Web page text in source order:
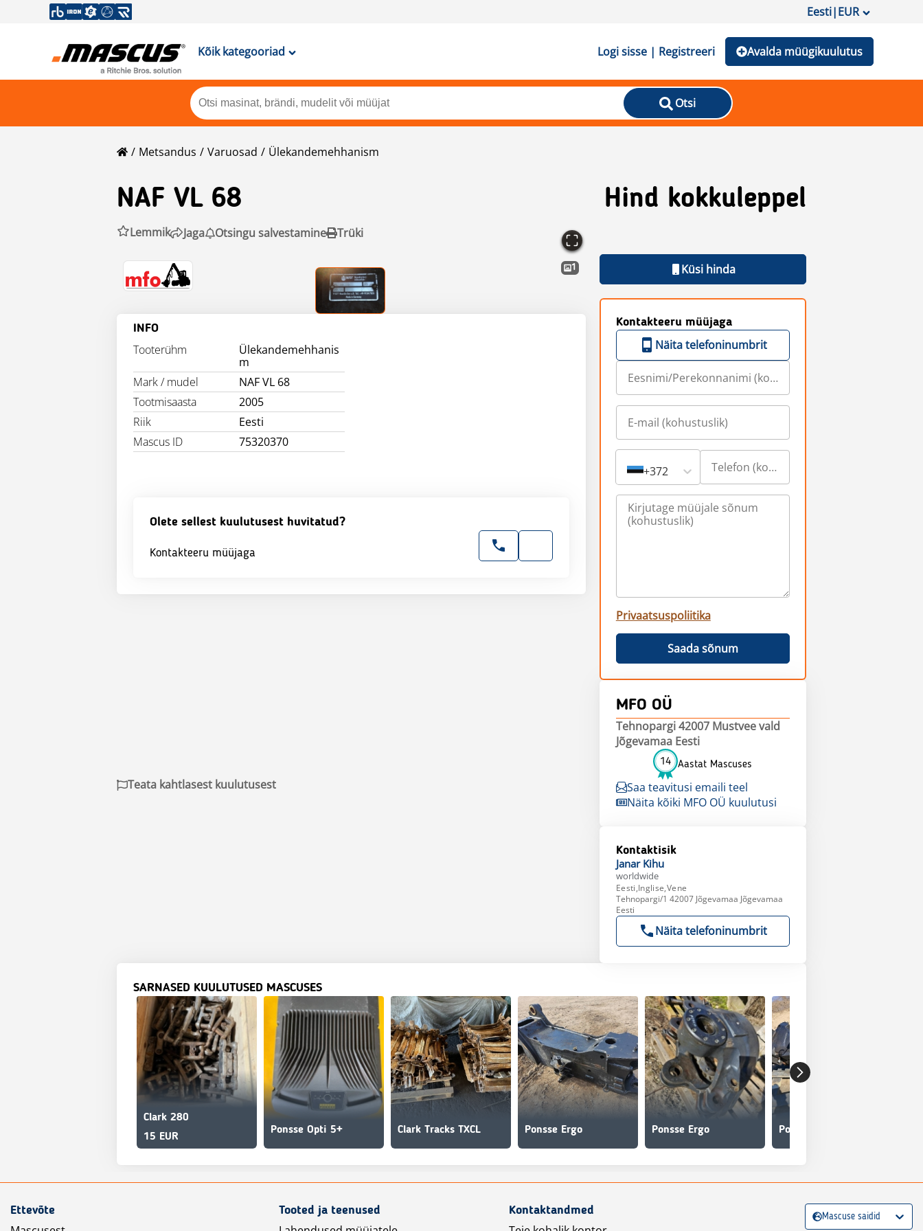
Eesti|EUR
Kõik kategooriad Logi sisse | Registreeri Avalda müügikuulutus
Otsi
Metsandus Varuosad Ülekandemehhanism
NAF VL 68 Hind kokkuleppel
Lemmik Jaga Otsingu salvestamine Trüki
1
INFO
Tooterühm
Ülekandemehhanis
m
Mark / mudel
NAF VL 68
Tootmisaasta
2005
Riik
Eesti
Mascus ID
75320370
Olete sellest kuulutusest huvitatud?
Kontakteeru müüjaga
Küsi hinda
Kontakteeru müüjaga
Näita telefoninumbrit
+372
Privaatsuspoliitika
Saada sõnum
MFO OÜ
Tehnopargi 42007 Mustvee vald
Jõgevamaa Eesti
14 Aastat Mascuses
Saa teavitusi emaili teel
Näita kõiki MFO OÜ kuulutusi
Kontaktisik
Janar Kihu
worldwide
Eesti,Inglise,Vene
Tehnopargi/1 42007 Jõgevamaa Jõgevamaa
Eesti
Näita telefoninumbrit
Teata kahtlasest kuulutusest
SARNASED KUULUTUSED MASCUSES
Clark 280
15 EUR
Ponsse Opti 5+ Clark Tracks TXCL Ponsse Ergo Ponsse Ergo Ponsse Ergo
Ettevõte Tooted ja teenused Kontaktandmed Mascuse saidid